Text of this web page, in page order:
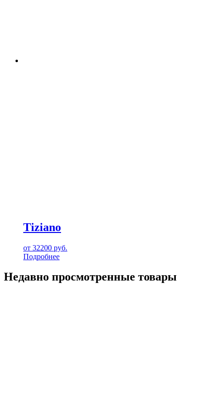
Tiziano
от 32200 руб.
Подробнее
Недавно просмотренные товары